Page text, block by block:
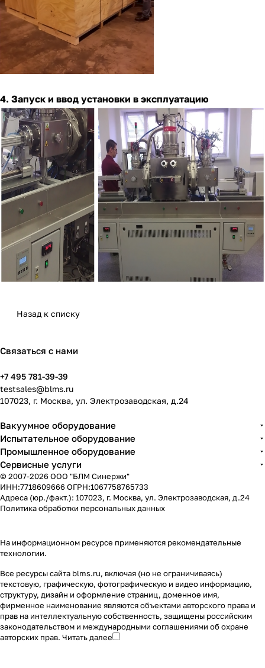
4. Запуск и ввод установки в эксплуатацию
Назад к списку
Связаться с нами
+7 495 781-39-39
testsales@blms.ru
107023, г. Москва, ул. Электрозаводская, д.24
Вакуумное оборудование
Испытательное оборудование
Промышленное оборудование
Сервисные услуги
© 2007-2026 ООО "БЛМ Синержи"
ИНН:7718609666 ОГРН:1067758765733
Адреса (юр./факт.): 107023, г. Москва, ул. Электрозаводская, д.24
Политика обработки персональных данных
На информационном ресурсе применяются рекомендательные
технологии.
Все ресурсы сайта blms.ru, включая (но не ограничиваясь)
текстовую, графическую, фотографическую и видео информацию,
структуру, дизайн и оформление страниц, доменное имя,
фирменное наименование являются объектами авторского права и
прав на интеллектуальную собственность, защищены российским
законодательством и международными соглашениями об охране
авторских прав. Читать далее